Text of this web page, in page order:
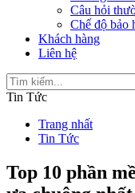
Câu hỏi
Chế độ bảo
Khách hàng
Liên hệ
Tin Tức
Trang nhất
Tin Tức
Top 10 phần